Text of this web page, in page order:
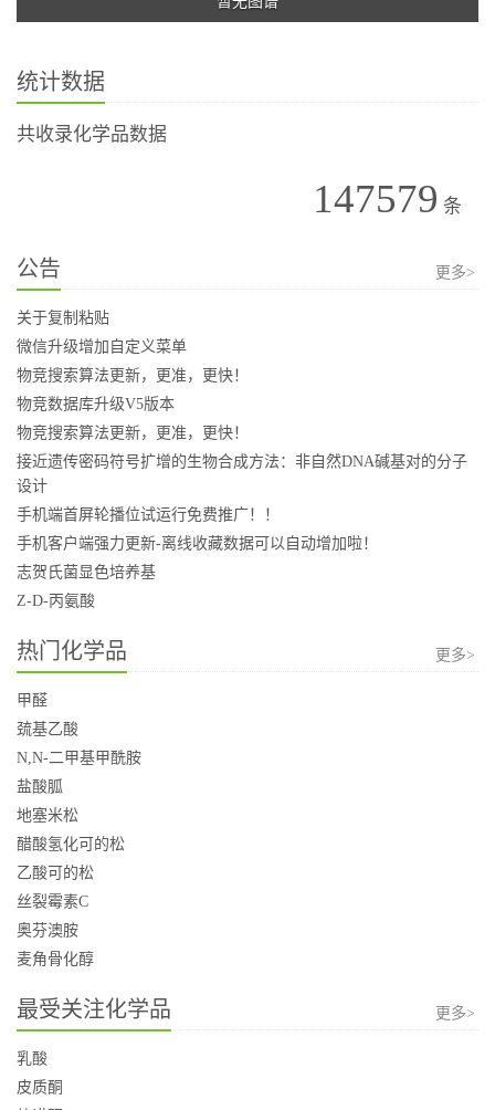
统计数据
共收录化学品数据
147579 条
公告 更多>
关于复制粘贴
微信升级增加自定义菜单
物竞搜索算法更新，更准，更快！
物竞数据库升级V5版本
物竞搜索算法更新，更准，更快！
接近遗传密码符号扩增的生物合成方法：非自然DNA碱基对的分子
设计
手机端首屏轮播位试运行免费推广！！
手机客户端强力更新-离线收藏数据可以自动增加啦！
志贺氏菌显色培养基
Z-D-丙氨酸
热门化学品 更多>
甲醛
巯基乙酸
N,N-二甲基甲酰胺
盐酸胍
地塞米松
醋酸氢化可的松
乙酸可的松
丝裂霉素C
奥芬澳胺
麦角骨化醇
最受关注化学品 更多>
乳酸
皮质酮